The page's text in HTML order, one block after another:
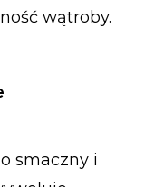
wątroby.
smaczny i